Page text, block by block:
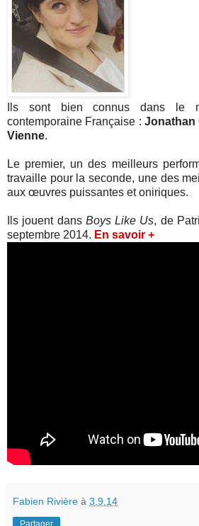
Ils sont bien connus dans le
contemporaine Française : Jonathan
Vienne.
Le premier, un des meilleurs
travaille pour la seconde, une des
aux œuvres puissantes et oniriques.
ls jouent dans Boys Like Us, de
septembre 2014. En savoir +
Fabien Rivière à 3.9.14
Partager